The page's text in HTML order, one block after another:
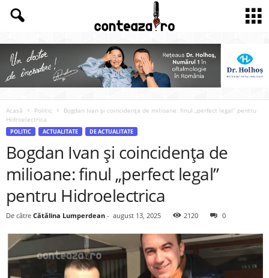
Acasă Politic
Bogdan Ivan și coincidența de milioane: finul „perfect legal” pentru
Hidroelectrica
POLITIC ACTUALITATE DE ACTUALITATE
Bogdan Ivan și coincidența de
milioane: finul „perfect legal”
pentru Hidroelectrica
De către Cătălina Lumperdean - august 13, 2025 2120 0